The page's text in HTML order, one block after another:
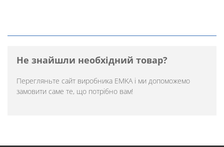
Не знайшли необхідний товар?
Перегляньте сайт виробника EMKAі ми допоможемо
замовити саме те, що потрібно вам!